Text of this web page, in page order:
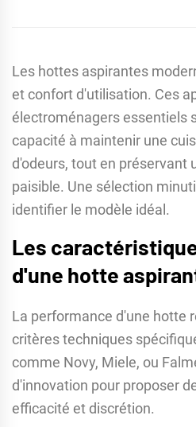
Les hottes aspirantes
et confort d'utilisation. Ces
électroménagers essentiels
capacité à maintenir une
d'odeurs, tout en préservant
paisible. Une sélection
identifier le modèle idéal.
Les
d'une hotte
La performance d'une hotte
critères techniques
comme Novy, Miele, ou
d'innovation pour proposer
efficacité et discrétion.